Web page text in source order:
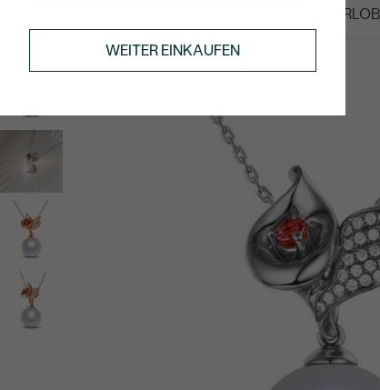
ANHÄNGER / KETTENPERLENKETTEN
WEITER EINKAUFEN